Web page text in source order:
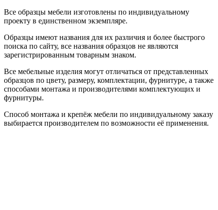
Все образцы мебели изготовлены по индивидуальному
проекту в единственном экземпляре.
Образцы имеют названия для их различия и более быстрого
поиска по сайту, все названия образцов не являются
зарегистрированным товарным знаком.
Все мебельные изделия могут отличаться от представленных
образцов по цвету, размеру, комплектации, фурнитуре, а также
способами монтажа и производителями комплектующих и
фурнитуры.
Способ монтажа и крепёж мебели по индивидуальному заказу
выбирается производителем по возможности её применения.